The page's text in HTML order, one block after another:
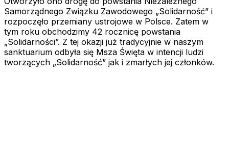
Samorządnego Związku Zawodowego „Solidarność” i
rozpoczęło przemiany ustrojowe w Polsce. Zatem w
tym roku obchodzimy 42 rocznicę powstania
„Solidarności”. Z tej okazji już tradycyjnie w naszym
sanktuarium odbyła się Msza Święta w intencji ludzi
tworzących „Solidarność” jak i zmarłych jej członków.